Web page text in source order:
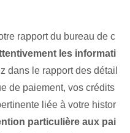
rapport du bureau de c
les informati
dans le rapport des détail
de paiement, vos crédits
liée à votre histor
particulière aux pai